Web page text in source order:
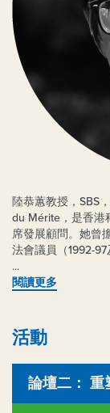
陸恭蕙教授，SBS
du Mérite，是香港
席發展顧問。她曾
法會議員（1992-
政策及政治範疇，
總裁（2000-12）
陸教授現為何鴻毅
員和WYNG大師攝
熟悉環境政策的她
及公共衛生提供建
閱讀更多
活動
論壇二： 重